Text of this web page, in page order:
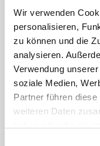
Wir verwenden
personalisieren,
zu können und die
analysieren.
Verwendung
soziale Medien,
Partner führen
weiteren Daten